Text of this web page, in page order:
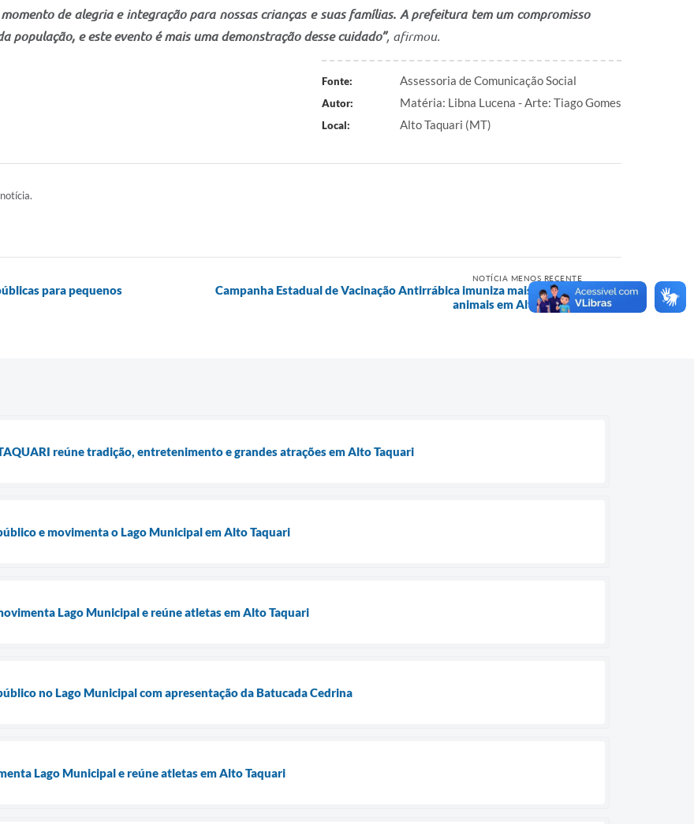
de alegria e integração para nossas crianças e suas famílias. A prefeitura tem um compromisso
população, e este evento é mais uma demonstração desse cuidado”, afirmou.
Fonte: Assessoria de Comunicação Social
Autor: Matéria: Libna Lucena - Arte: Tiago Gomes
Local: Alto Taquari (MT)
para pequenos
NOTÍCIA MENOS RECENTE
Campanha Estadual de Vacinação Antirrábica imuniza mais de 1.700
animais em Alto Taquari
reúne tradição, entretenimento e grandes atrações em Alto Taquari
e movimenta o Lago Municipal em Alto Taquari
Lago Municipal e reúne atletas em Alto Taquari
no Lago Municipal com apresentação da Batucada Cedrina
Lago Municipal e reúne atletas em Alto Taquari